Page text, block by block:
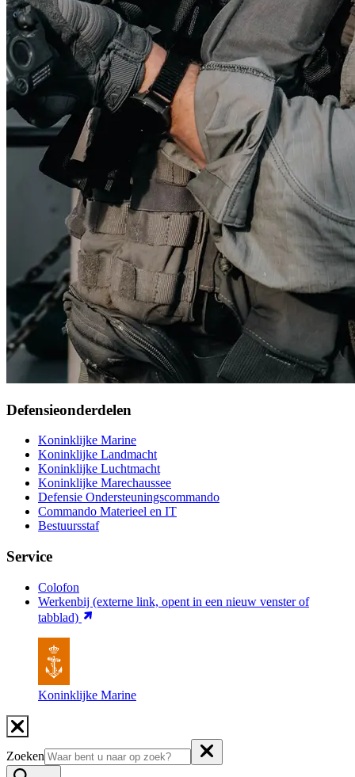
Defensieonderdelen
Koninklijke Marine
Koninklijke Landmacht
Koninklijke Luchtmacht
Koninklijke Marechaussee
Defensie Ondersteuningscommando
Commando Materieel en IT
Bestuursstaf
Service
Colofon
Werkenbij (externe link, opent in een nieuw venster of
tabblad)
Koninklijke Marine
Zoeken